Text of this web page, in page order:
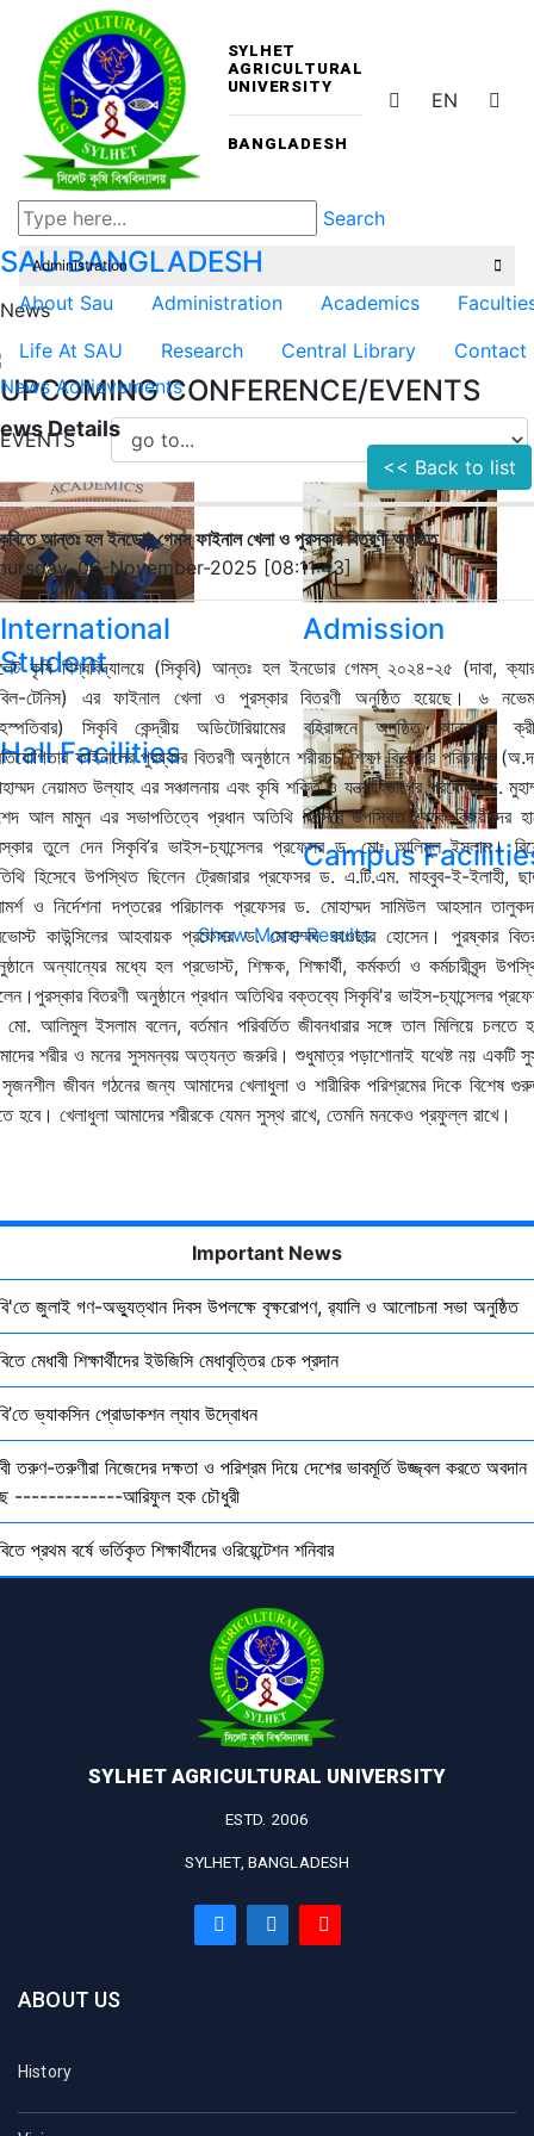
SYLHET
AGRICULTURAL
UNIVERSITY
BANGLADESH
EN
Search
SAUBANGLADESH
About Sau Administration Academics
Life At SAU
Research Central Library Contact
UPCOMING CONFERENCE/EVENTS
EVENTS
International
Student
Admission
Hall Facilities
Campus
Show More Results
Administration
News
News Achievements
Details
<< Back to list
আন্তঃ হল ইনডোর গেমস্ ফাইনাল খেলা ও পুরস্কার বিতরণী অনুষ্ঠিত
06-November-2025 [08:11:43]
কৃষি বিশ্ববিদ্যালয়ে (সিকৃবি)আন্তঃ হল ইনডোর গেমস্ ২০২৪-২৫ (দাবা,
-টেনিস) এর ফাইনাল খেলা ও পুরস্কার বিতরণী অনুষ্ঠিত হয়েছে। ৬
)সিকৃবি কেন্দ্রীয় অডিটোরিয়ামের বহিরাঙ্গনে অনুষ্ঠিত আন্তঃহল
ফাইনালের পুরষ্কার বিতরণী অনুষ্ঠানে শরীরচর্চা শিক্ষা বিভাগের পরিচালক(অ.
নেয়ামত উল্যাহ এর সঞ্চালনায় এবং কৃষি শক্তি ও যন্ত্র বিভাগের প্রফেসর ড.
আল মামুন এর সভাপতিত্বে প্রধান অতিথি হিসেবে উপস্থিত থেকে বিজয়ীদের
তুলে দেন সিকৃবি’র ভাইস-চ্যান্সেলর প্রফেসর ড.মোঃ আলিমুল ইসলাম।
হিসেবে উপস্থিত ছিলেন ট্রেজারার প্রফেসর ড. এ.টি.এম. মাহবুব-ই-ইলাহী,
ও নির্দেশনা দপ্তরের পরিচালক প্রফেসর ড. মোহাম্মদ সামিউল আহসান
কাউন্সিলের আহবায়ক প্রফেসর ড.মোহাম্মদ কাওছার হোসেন। পুরষ্কার
অন্যান্যের মধ্যে হল প্রভোস্ট,শিক্ষক, শিক্ষার্থী, কর্মকর্তা ও কর্মচারীবৃন্দ
বিতরণী অনুষ্ঠানে প্রধান অতিথির বক্তব্যে সিকৃবি'র ভাইস-চ্যান্সেলর
মো. আলিমুল ইসলাম বলেন,বর্তমান পরিবর্তিত জীবনধারার সঙ্গে তাল মিলিয়ে চলতে
শরীর ও মনের সুসমন্বয় অত্যন্ত জরুরি। শুধুমাত্র পড়াশোনাই যথেষ্ট নয় একটি
সৃজনশীল জীবন গঠনের জন্য আমাদের খেলাধুলা ও শারীরিক পরিশ্রমের দিকে বিশেষ
হবে। খেলাধুলা আমাদের শরীরকে যেমন সুস্থ রাখে, তেমনি মনকেও প্রফুল্ল রাখে।
Important News
জুলাই গণ-অভ্যুত্থান দিবস উপলক্ষে বৃক্ষরোপণ, র‍্যালি ও আলোচনা সভা অনুষ্ঠিত
মেধাবী শিক্ষার্থীদের ইউজিসি মেধাবৃত্তির চেক প্রদান
ভ্যাকসিন প্রোডাকশন ল্যাব উদ্বোধন
তরুণ-তরুণীরা নিজেদের দক্ষতা ও পরিশ্রম দিয়ে দেশের ভাবমূর্তি উজ্জ্বল করতে অবদান
-------------আরিফুল হক চৌধুরী
প্রথম বর্ষে ভর্তিকৃত শিক্ষার্থীদের ওরিয়েন্টেশন শনিবার
SYLHET AGRICULTURAL UNIVERSITY
ESTD. 2006
SYLHET, BANGLADESH
ABOUT US
History